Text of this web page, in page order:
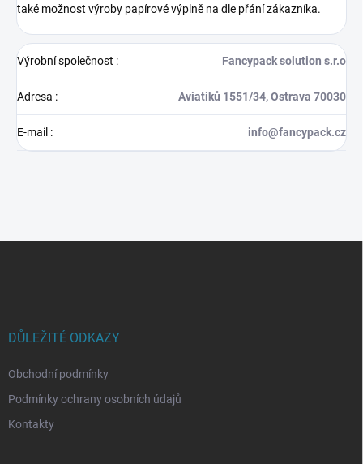
také možnost výroby papírové výplně na dle přání zákazníka.
Výrobní společnost : Fancypack solution s.r.o
Adresa : Aviatiků 1551/34, Ostrava 70030
E-mail : info@fancypack.cz
DŮLEŽITÉ ODKAZY
Obchodní podmínky
Podmínky ochrany osobních údajů
Kontakty